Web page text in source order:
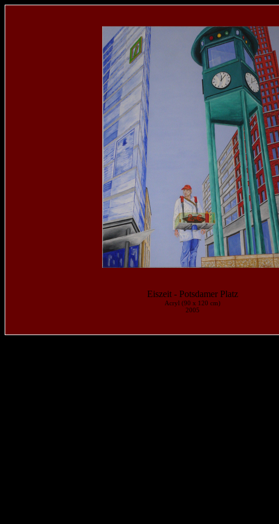
Eiszeit - Potsdamer Platz
Acryl (90 x 120 cm)
2005